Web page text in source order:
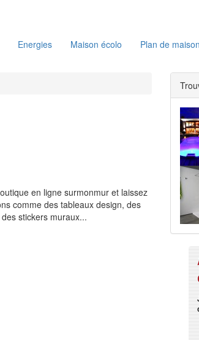
Energies Maison écolo Plan de maison
en ligne surmonmur et laissez
comme des tableaux design, des
stickers muraux...